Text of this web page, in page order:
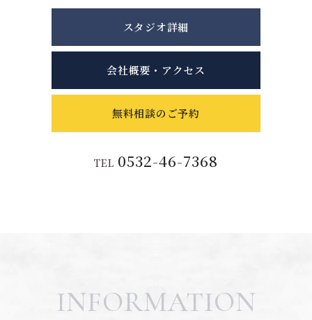
スタジオ詳細
会社概要・アクセス
無料相談のご予約
TEL 0532-46-7368
INFORMATION